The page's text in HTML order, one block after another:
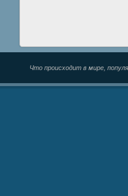
Что происходит в мире,